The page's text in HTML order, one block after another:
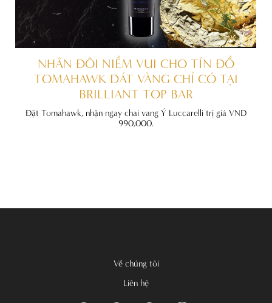
NHÂN ĐÔI NIỀM VUI CHO TÍN ĐỒ
TOMAHAWK DÁT VÀNG CHỈ CÓ TẠI
BRILLIANT TOP BAR
Đặt Tomahawk, nhận ngay chai vang Ý Luccarelli trị giá VND
990,000.
Về chúng tôi
Liên hệ